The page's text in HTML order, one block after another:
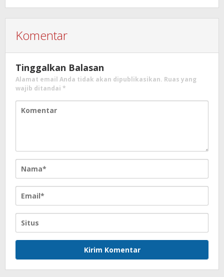
Komentar
Tinggalkan Balasan
Alamat email Anda tidak akan dipublikasikan. Ruas yang
wajib ditandai *